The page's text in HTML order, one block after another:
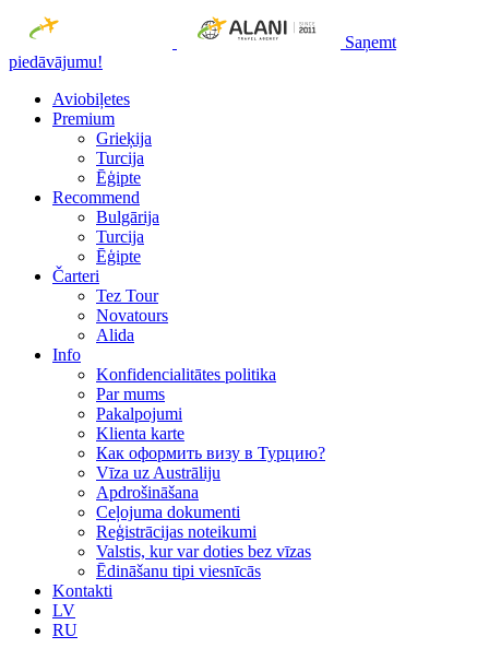
Saņemt
piedāvājumu!
Aviobiļetes
Premium
Grieķija
Turcija
Ēģipte
Recommend
Bulgārija
Turcija
Ēģipte
Čarteri
Tez Tour
Novatours
Alida
Info
Konfidencialitātes politika
Par mums
Рakalpojumi
Klienta karte
Как оформить визу в Турцию?
Vīza uz Austrāliju
Apdrošināšana
Ceļojuma dokumenti
Reģistrācijas noteikumi
Valstis, kur var doties bez vīzas
Ēdināšanu tipi viesnīcās
Kontakti
LV
RU